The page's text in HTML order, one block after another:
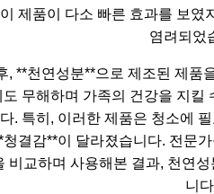
제품이 다소 빠른 효과를 보였
염려되었
, **천연성분**으로 제조된 제품
도 무해하며 가족의 건강을 지킬
. 특히, 이러한 제품은 청소에
청결감**이 달라졌습니다. 전문
비교하며 사용해본 결과, 천연
니